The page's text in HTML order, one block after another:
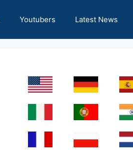
Youtubers Latest News